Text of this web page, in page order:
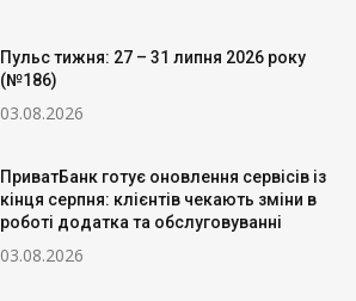
Пульс тижня: 27 – 31 липня 2026 року
(№186)
03.08.2026
ПриватБанк готує оновлення сервісів із
кінця серпня: клієнтів чекають зміни в
роботі додатка та обслуговуванні
03.08.2026